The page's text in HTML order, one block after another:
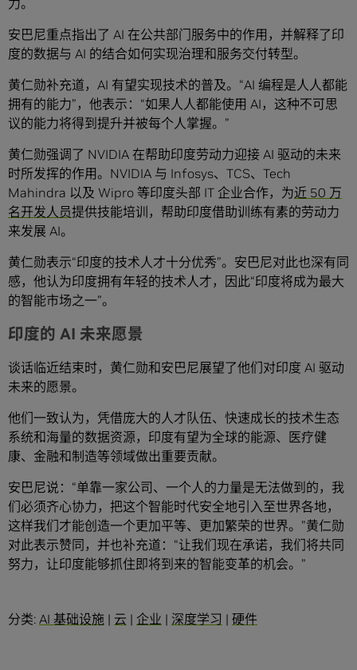
安巴尼重点指出了 AI 在公共部门服务中的作用，并解释了印
度的数据与 AI 的结合如何实现治理和服务交付转型。
黄仁勋补充道，AI 有望实现技术的普及。“AI 编程是人人都能
拥有的能力”，他表示：“如果人人都能使用 AI，这种不可思
议的能力将得到提升并被每个人掌握。”
黄仁勋强调了 NVIDIA 在帮助印度劳动力迎接 AI 驱动的未来
时所发挥的作用。NVIDIA 与 Infosys、TCS、Tech
Mahindra 以及 Wipro 等印度头部 IT 企业合作，为近 50 万
名开发人员提供技能培训，帮助印度借助训练有素的劳动力
来发展 AI。
黄仁勋表示“印度的技术人才十分优秀”。安巴尼对此也深有同
感，他认为印度拥有年轻的技术人才，因此“印度将成为最大
的智能市场之一”。
印度的 AI 未来愿景
谈话临近结束时，黄仁勋和安巴尼展望了他们对印度 AI 驱动
未来的愿景。
他们一致认为，凭借庞大的人才队伍、快速成长的技术生态
系统和海量的数据资源，印度有望为全球的能源、医疗健
康、金融和制造等领域做出重要贡献。
安巴尼说：“单靠一家公司、一个人的力量是无法做到的，我
们必须齐心协力，把这个智能时代安全地引入至世界各地，
这样我们才能创造一个更加平等、更加繁荣的世界。”黄仁勋
对此表示赞同，并也补充道：“让我们现在承诺，我们将共同
努力，让印度能够抓住即将到来的智能变革的机会。”
分类: AI 基础设施 | 云 | 企业 | 深度学习 | 硬件